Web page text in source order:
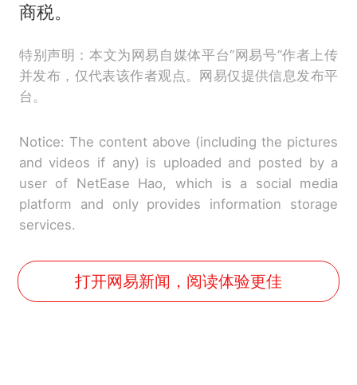
商税。
特别声明：本文为网易自媒体平台“网易号”作者上传
并发布，仅代表该作者观点。网易仅提供信息发布平
台。
Notice: The content above (including the pictures
and videos if any) is uploaded and posted by a
user of NetEase Hao, which is a social media
platform and only provides information storage
services.
打开网易新闻，阅读体验更佳